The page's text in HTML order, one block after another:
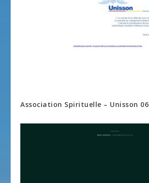
Association Spirituelle – Unisson 06